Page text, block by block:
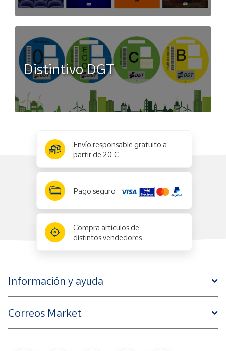
Distintivo DGT
Envío responsable gratuito a
partir de 20 €
Pago seguro
Compra artículos de
distintos vendedores
Información y ayuda
Correos Market